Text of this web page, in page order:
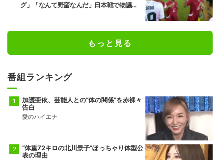
グ」「なんて野蛮なんだ」日本戦で物議行
もっと見る
番組ランキング
加護亜依、芸能人との“体の関係”を赤裸々
告白
愛のハイエナ
“体重72キロの北川景子”ぽっちゃり体型公
表の理由